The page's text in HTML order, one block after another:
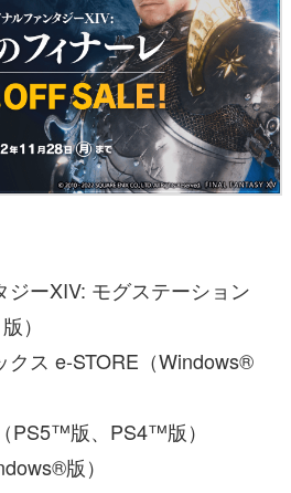
ジーXIV: モグステーション
）
クス e-STORE（Windows®
PS5™版、PS4™版）
版）